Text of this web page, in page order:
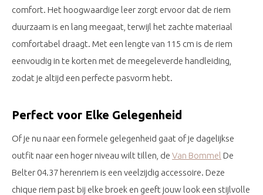
comfort. Het hoogwaardige leer zorgt ervoor dat de riem
duurzaam is en lang meegaat, terwijl het zachte materiaal
comfortabel draagt. Met een lengte van 115 cm is de riem
eenvoudig in te korten met de meegeleverde handleiding,
zodat je altijd een perfecte pasvorm hebt.
Perfect voor Elke Gelegenheid
Of je nu naar een formele gelegenheid gaat of je dagelijkse
outfit naar een hoger niveau wilt tillen, de Van Bommel De
Belter 04.37 herenriem is een veelzijdig accessoire. Deze
chique riem past bij elke broek en geeft jouw look een stijlvolle